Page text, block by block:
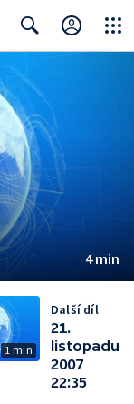
4 min
1 min
Další díl
21.
listopadu
2007
22:35